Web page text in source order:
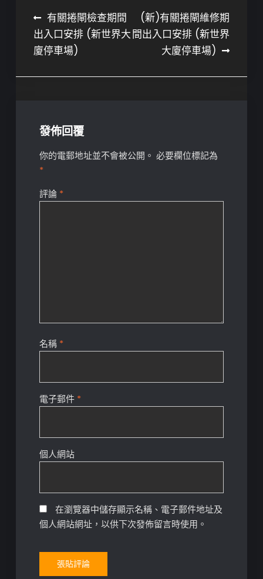
文
章
導
覽
有關捲閘檢查期間
出入口安排 (新世界大
廈停車場)
(新)有關捲閘維修期
間出入口安排 (新世界
大廈停車場)
發佈回覆
你的電郵地址並不會被公開。 必要欄位標記為
*
評論 *
名稱 *
電子郵件 *
個人網站
在瀏覽器中儲存顯示名稱、電子郵件地址及
個人網站網址，以供下次發佈留言時使用。